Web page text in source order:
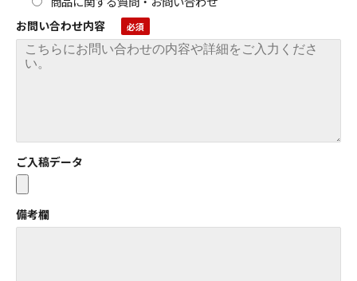
お問い合わせ内容
ご入稿データ
備考欄